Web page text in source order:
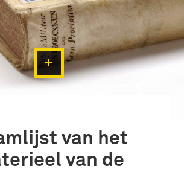
van het
van de